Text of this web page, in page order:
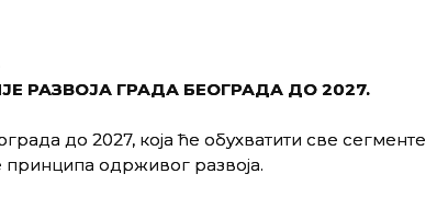
РАЗВОЈА ГРАДА БЕОГРАДА ДО 2027.
до 2027, која ће обухватити све сегменте
одрживог развоја.